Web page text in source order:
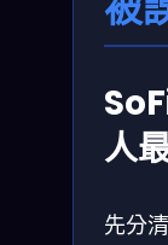
人
先分